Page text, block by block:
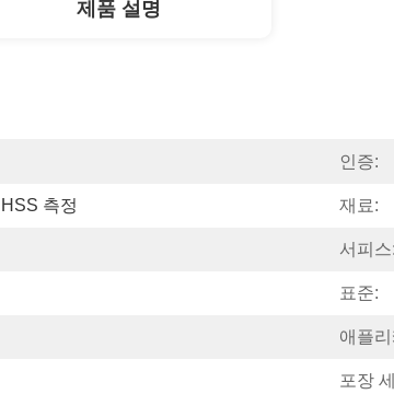
제품 설명
인증:
측정 재료:
서피스:
표준:
애플
포장